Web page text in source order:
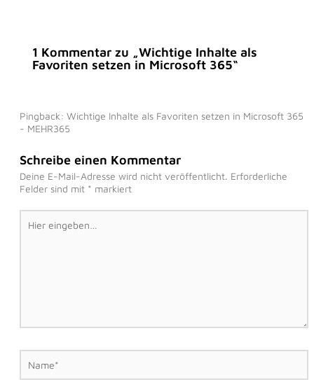
1 Kommentar zu „Wichtige Inhalte als
Favoriten setzen in Microsoft 365“
Pingback: Wichtige Inhalte als Favoriten setzen in Microsoft 365
- MEHR365
Schreibe einen Kommentar
Deine E-Mail-Adresse wird nicht veröffentlicht. Erforderliche
Felder sind mit * markiert
Hier
eingeben…
Name*